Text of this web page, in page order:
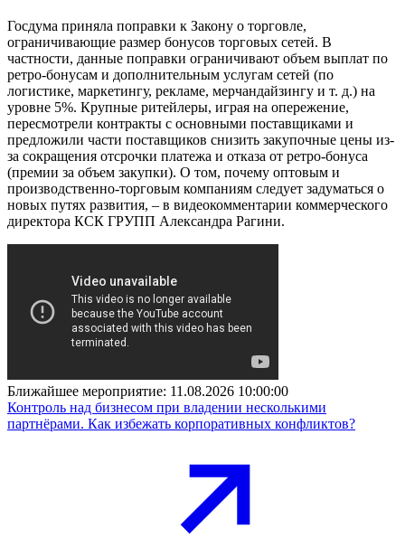
Госдума приняла поправки к Закону о торговле,
ограничивающие размер бонусов торговых сетей. В
частности, данные поправки ограничивают объем выплат по
ретро-бонусам и дополнительным услугам сетей (по
логистике, маркетингу, рекламе, мерчандайзингу и т. д.) на
уровне 5%. Крупные ритейлеры, играя на опережение,
пересмотрели контракты с основными поставщиками и
предложили части поставщиков снизить закупочные цены из-
за сокращения отсрочки платежа и отказа от ретро-бонуса
(премии за объем закупки). О том, почему оптовым и
производственно-торговым компаниям следует задуматься о
новых путях развития, – в видеокомментарии коммерческого
директора КСК ГРУПП Александра Рагини.
Ближайшее мероприятие: 11.08.2026 10:00:00
Контроль над бизнесом при владении несколькими
партнёрами. Как избежать корпоративных конфликтов?